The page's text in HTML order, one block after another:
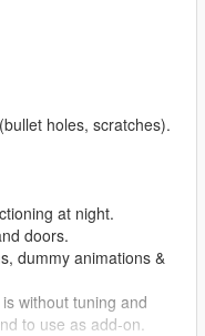
holes, scratches).
at night.
doors.
dummy animations &
without tuning and
to use as add-on.